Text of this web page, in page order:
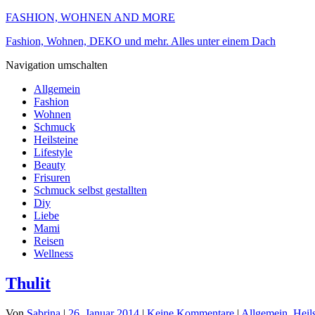
FASHION, WOHNEN AND MORE
Fashion, Wohnen, DEKO und mehr. Alles unter einem Dach
Navigation umschalten
Allgemein
Fashion
Wohnen
Schmuck
Heilsteine
Lifestyle
Beauty
Frisuren
Schmuck selbst gestallten
Diy
Liebe
Mami
Reisen
Wellness
Thulit